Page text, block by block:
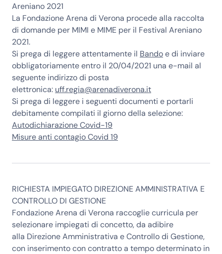
Areniano 2021
La Fondazione Arena di Verona procede alla raccolta
di domande per MIMI e MIME per il Festival Areniano
2021.
Si prega di leggere attentamente il Bandoe di inviare
obbligatoriamente entro il 20/04/2021 una e-mail al
seguente indirizzo di posta
elettronica: uff.regia@arenadiverona.it
Si prega di leggere i seguenti documenti e portarli
debitamente compilati il giorno della selezione:
Autodichiarazione Covid-19
Misure anti contagio Covid 19
RICHIESTA IMPIEGATO DIREZIONE AMMINISTRATIVA E
CONTROLLO DI GESTIONE
Fondazione Arena di Verona raccoglie curricula per
selezionare impiegati di concetto, da adibire
alla Direzione Amministrativa e Controllo di Gestione,
con inserimento con contratto a tempo determinato in